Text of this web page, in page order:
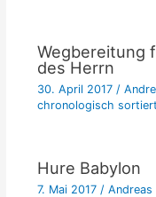
Wegbereitung
des Herrn
30. April 2017 /
chronologisch sortiert
Hure Babylon
7. Mai 2017 / Andreas